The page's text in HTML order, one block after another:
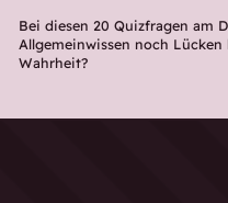
Bei diesen 20 Quizfragen am
Allgemeinwissen noch
Wahrheit?